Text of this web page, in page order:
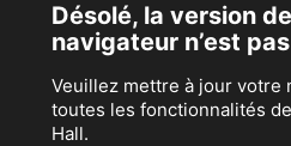
Désolé, la version
navigateur n’est
Veuillez mettre à jour votre
toutes les fonctionnalités
Hall.